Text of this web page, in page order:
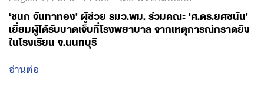
อ่านต่อ